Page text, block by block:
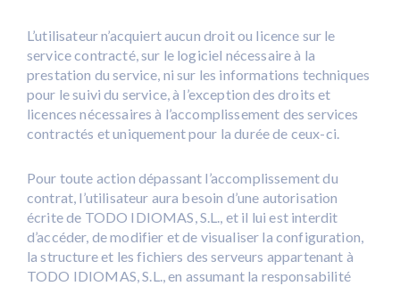
L’utilisateur n’acquiert aucun droit ou licence sur le
service contracté, sur le logiciel nécessaire à la
prestation du service, ni sur les informations techniques
pour le suivi du service, à l’exception des droits et
licences nécessaires à l’accomplissement des services
contractés et uniquement pour la durée de ceux-ci.
Pour toute action dépassant l’accomplissement du
contrat, l’utilisateur aura besoin d’une autorisation
écrite de TODO IDIOMAS, S.L., et il lui est interdit
d’accéder, de modifier et de visualiser la configuration,
la structure et les fichiers des serveurs appartenant à
TODO IDIOMAS, S.L., en assumant la responsabilité